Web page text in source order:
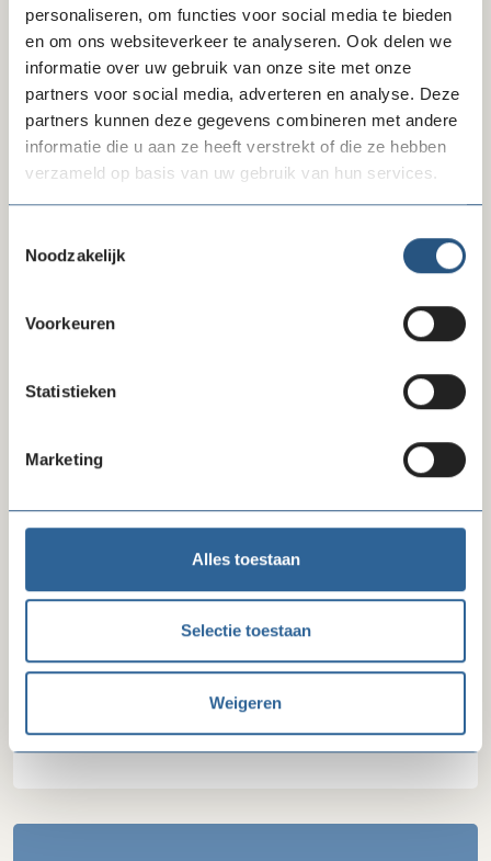
personaliseren, om functies voor social media te bieden
en om ons websiteverkeer te analyseren. Ook delen we
informatie over uw gebruik van onze site met onze
partners voor social media, adverteren en analyse. Deze
partners kunnen deze gegevens combineren met andere
informatie die u aan ze heeft verstrekt of die ze hebben
verzameld op basis van uw gebruik van hun services.
Noodzakelijk
Voorkeuren
Statistieken
Marketing
Alles toestaan
Selectie toestaan
Weigeren
CO2 neutraal ondernemen
Inkoop afspraken van MullerXXL Print
& Sign
lock
Contactpersoon
accountmanager
T: 06-16 09 34 56